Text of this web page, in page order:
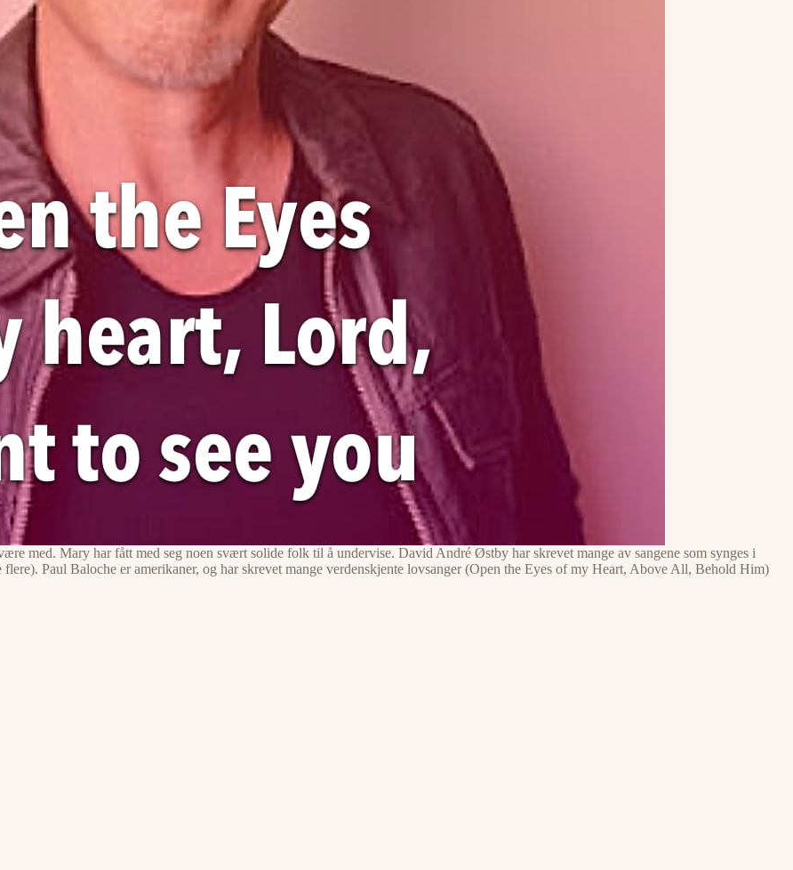
med. Mary har fått med seg noen svært solide folk til å undervise. David André Østby har skrevet mange av sangene som synges i
Paul Baloche er amerikaner, og har skrevet mange verdenskjente lovsanger (Open the Eyes of my Heart, Above All, Behold Him)